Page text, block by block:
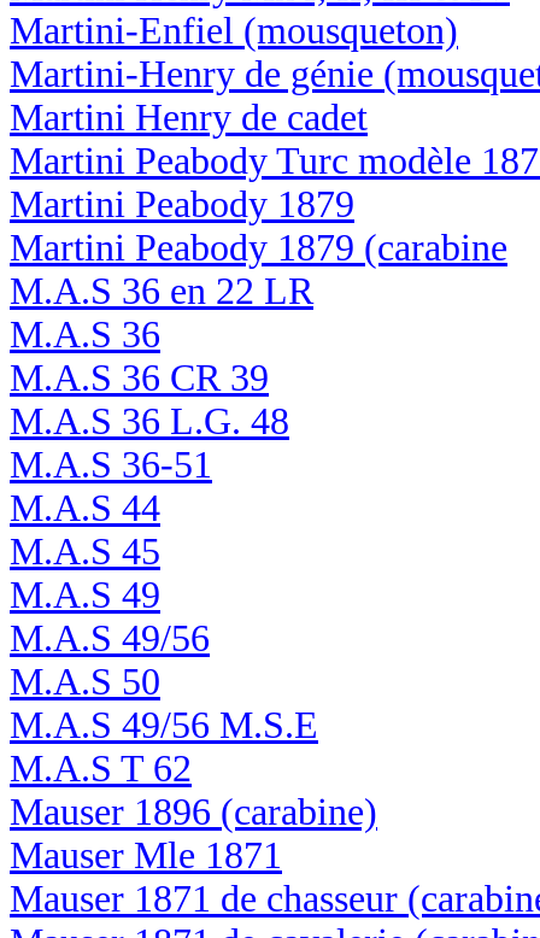
Martini-Enfiel (mousqueton)
Martini-Henry de génie
Martini Henry de cadet
Martini Peabody Turc modèle
Martini Peabody 1879
Martini Peabody 1879 (carabine
M.A.S 36 en 22 LR
M.A.S 36
M.A.S 36 CR 39
M.A.S 36 L.G. 48
M.A.S 36-51
M.A.S 44
M.A.S 45
M.A.S 49
M.A.S 49/56
M.A.S 50
M.A.S 49/56 M.S.E
M.A.S T 62
Mauser 1896 (carabine)
Mauser Mle 1871
Mauser 1871 de chasseur